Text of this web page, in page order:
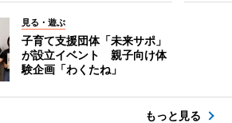
見る・遊ぶ
子育て支援団体「未来サポ」
が設立イベント 親子向け体
験企画「わくたね」
もっと見る